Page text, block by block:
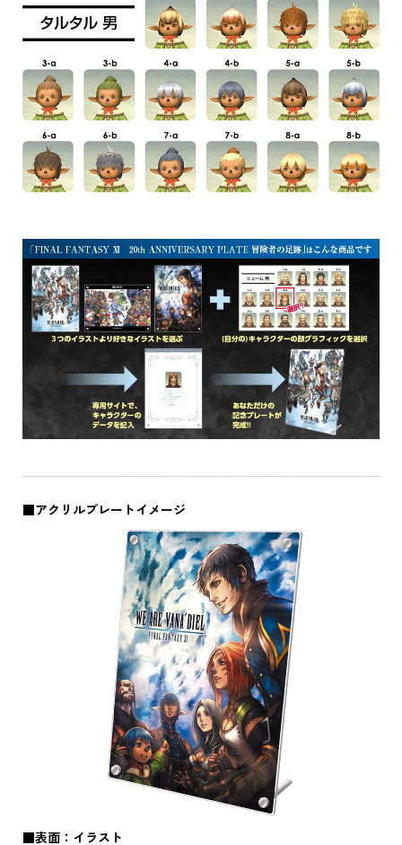
■アクリルプレートイメージ
■表面：イラスト